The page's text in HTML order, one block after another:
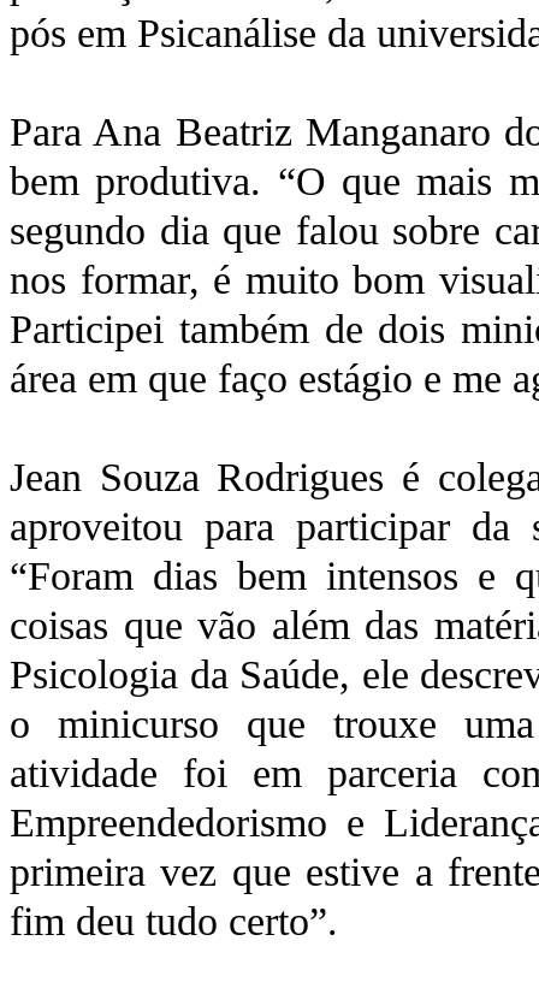
pós em Psicanálise da
Para Ana Beatriz Manganaro
bem produtiva. “O que mais
segundo dia que falou sobre
nos formar, é muito bom
Participei também de dois
área em que faço estágio e me
Jean Souza Rodrigues é
aproveitou para participar da
“Foram dias bem intensos e
coisas que vão além das
Psicologia da Saúde, ele
o minicurso que trouxe
atividade foi em parceria
Empreendedorismo e
primeira vez que estive a
fim deu tudo certo”.